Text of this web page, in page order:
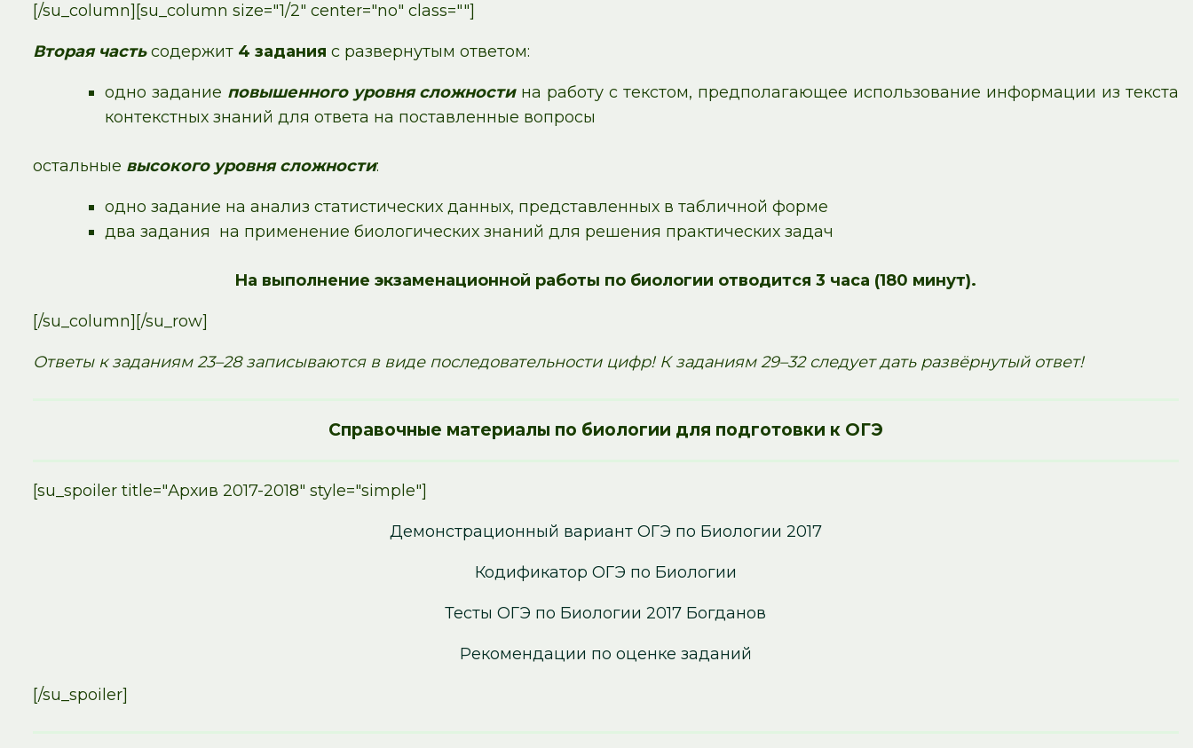
[/su_column][su_column size="1/2" center="no" class=""]
Вторая частьсодержит 4 задания с развернутым ответом:
одно задание повышенного уровня сложностина работу с текстом, предполагающее использование информации из текста
контекстных знаний для ответа на поставленные вопросы
остальные высокого уровня сложности:
одно задание на анализ статистических данных, представленных в табличной форме
два задания на применение биологических знаний для решения практических задач
На выполнение экзаменационной работы по биологии отводится 3 часа (180 минут).
[/su_column][/su_row]
Ответы к заданиям 23–28 записываются в виде последовательности цифр! К заданиям 29–32 следует дать развёрнутый ответ!
Справочные материалы по биологии для подготовки к ОГЭ
[su_spoiler title="Архив 2017-2018" style="simple"]
Демонстрационный вариант ОГЭ по Биологии 2017
Кодификатор ОГЭ по Биологии
Тесты ОГЭ по Биологии 2017 Богданов
Рекомендации по оценке заданий
[/su_spoiler]